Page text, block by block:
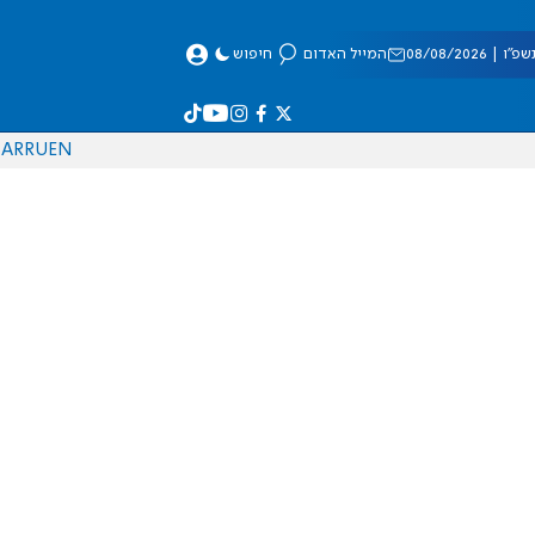
08/2026 המייל האדום חיפוש
EN
RU
AR